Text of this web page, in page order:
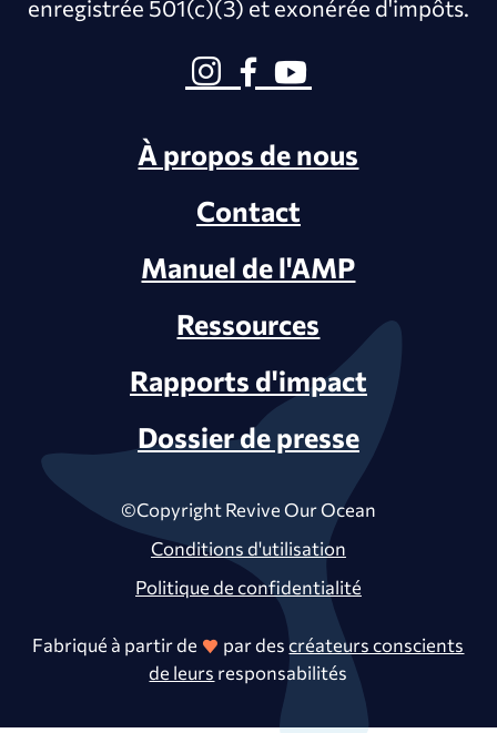
enregistrée 501(c)(3) et exonérée d'impôts.
À propos de nous
Contact
Manuel de l'AMP
Ressources
Rapports d'impact
Dossier de presse
©Copyright Revive Our Ocean
Conditions d'utilisation
Politique de confidentialité
Fabriqué à partir de par descréateurs conscients
de leurs responsabilités